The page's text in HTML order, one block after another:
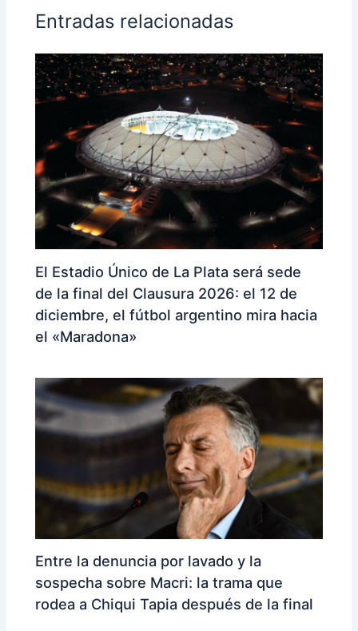
Entradas relacionadas
El Estadio Único de La Plata será sede
de la final del Clausura 2026: el 12 de
diciembre, el fútbol argentino mira hacia
el «Maradona»
Entre la denuncia por lavado y la
sospecha sobre Macri: la trama que
rodea a Chiqui Tapia después de la final